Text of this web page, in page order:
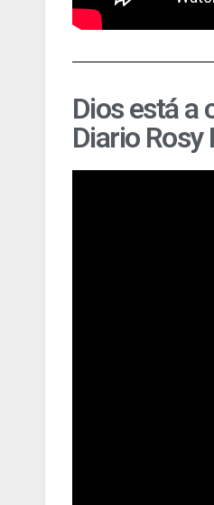
Dios está a
Diario Rosy